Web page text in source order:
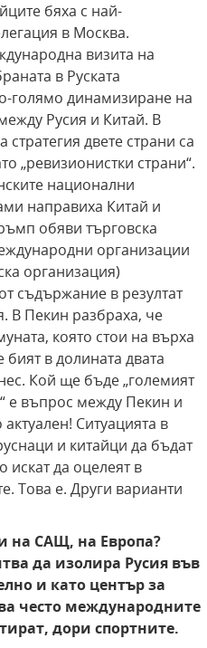
бяха с най-
в Москва.
визита на
в Руската
голямо динамизиране на
Русия и Китай. В
двете страни са
„ревизионистки страни“.
национални
направиха Китай и
обяви търговска
организации
организация)
съдържание в резултат
В Пекин разбраха, че
която стои на върха
бият в долината двата
Кой ще бъде „големият
е въпрос между Пекин и
Ситуацията в
и китайци да бъдат
да оцелеят в
Това е. Други варианти
на САЩ, на Европа?
да изолира Русия във
и като център за
често международните
дори спортните.